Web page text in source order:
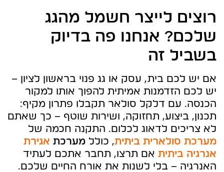
רוצים לייצר חשמל מהגג
שלכם? אנחנו פה בדיוק
בשביל זה
אם יש לכם בית, עסק או גג פנוי בראשון לציון –
יש לכם הזדמנות אמיתית להפוך אותו למקור
הכנסה. עם דלקל סולאר תקבלו פתרון מקיף:
תכנון, ביצוע, תחזוקה, ושירות שוטף – כך שאתם
לא צריכים לדאוג לכלום. התקנה חכמה של
מערכת סולארית ביתית, כולל מערכת אגירת
אנרגיה ביתית אם תרצו, תחבר אתכם לעתיד
האנרגיה – בלי לשנות את אורח החיים שלכם.